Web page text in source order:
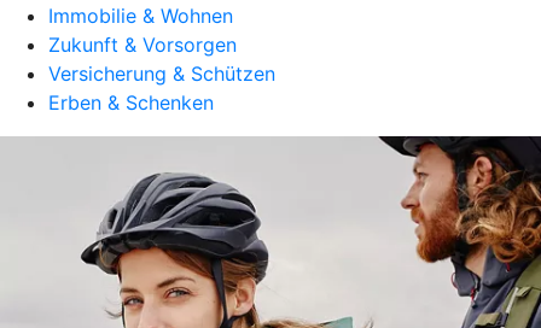
Immobilie & Wohnen
Zukunft & Vorsorgen
Versicherung & Schützen
Erben & Schenken